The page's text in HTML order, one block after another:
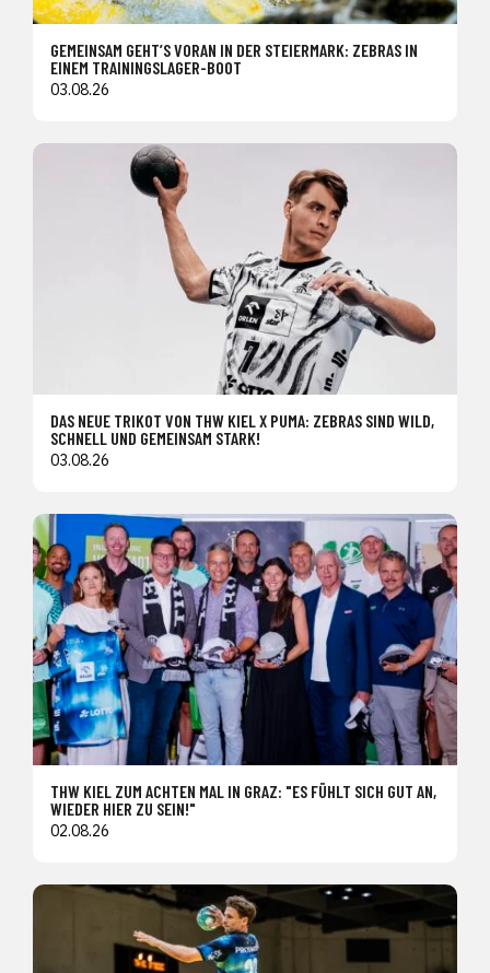
GEMEINSAM GEHT’S VORAN IN DER STEIERMARK: ZEBRAS IN
EINEM TRAININGSLAGER-BOOT
03.08.26
DAS NEUE TRIKOT VON THW KIEL X PUMA: ZEBRAS SIND WILD,
SCHNELL UND GEMEINSAM STARK!
03.08.26
THW KIEL ZUM ACHTEN MAL IN GRAZ: "ES FÜHLT SICH GUT AN,
WIEDER HIER ZU SEIN!"
02.08.26